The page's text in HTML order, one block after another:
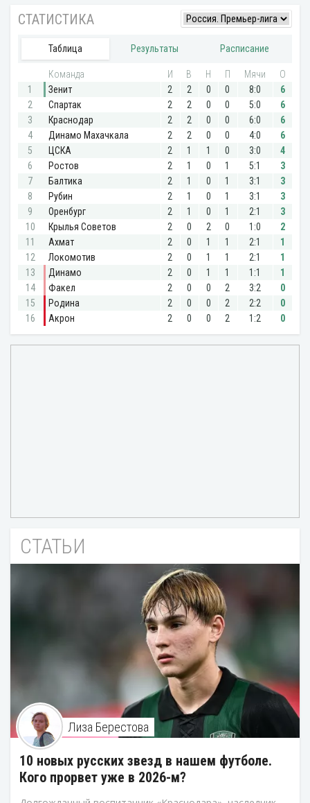
СТАТЬИ
Лиза Берестова
10 новых русских звезд в нашем футболе.
Кого прорвет уже в 2026-м?